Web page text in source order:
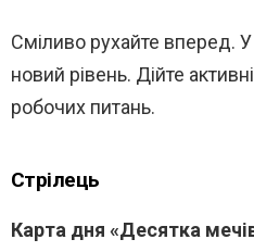
Сміливо рухайте вперед.
новий рівень. Дійте
робочих питань.
Стрілець
Карта дня «Десятка